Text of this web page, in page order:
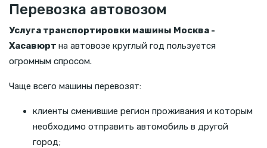
Перевозка автовозом
Услуга транспортировки машины Москва -
Хасавюрт на автовозе круглый год пользуется
огромным спросом.
Чаще всего машины перевозят:
клиенты сменившие регион проживания и которым
необходимо отправить автомобиль в другой
город;